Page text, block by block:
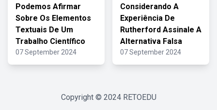
Podemos Afirmar
Sobre Os Elementos
Textuais De Um
Trabalho Científico
07 September 2024
Considerando A
Experiência De
Rutherford Assinale A
Alternativa Falsa
07 September 2024
Copyright © 2024 RETOEDU